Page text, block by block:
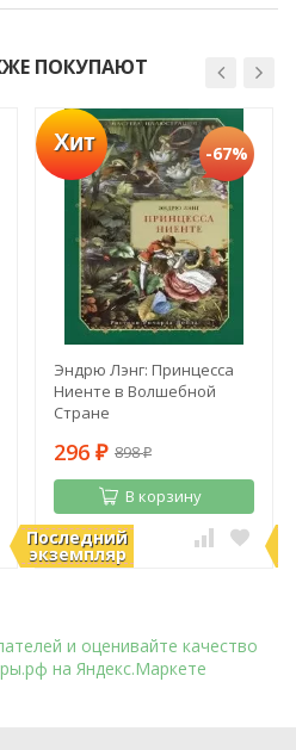
ПОКУПАЮТ
Хит
Последний
экземпляр
-67%
Эндрю Лэнг: Принцесса
Ниенте в Волшебной
Стране
296 ₽ 898₽
В корзину
В наличии